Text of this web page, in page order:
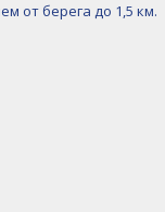
от берега до 1,5 км.